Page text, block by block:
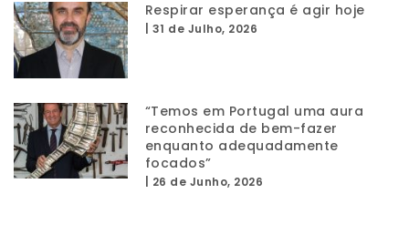
Respirar esperança é agir hoje
31 de Julho, 2026
“Temos em Portugal uma aura
reconhecida de bem-fazer
enquanto adequadamente
focados”
26 de Junho, 2026